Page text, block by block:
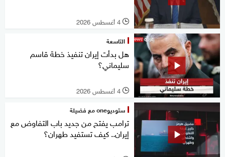
l 4 أغسطس 2026
التاسعة
هل بدأت إيران تنفيذ خطة قاسم
سليماني؟
l 4 أغسطس 2026
ستوديوone مع فضيلة
ترامب يفتح من جديد باب التفاوض مع
إيران.. كيف تستفيد طهران؟